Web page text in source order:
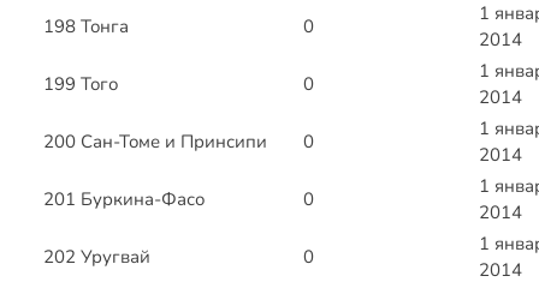
198 Тонга 0
1
2014
199 Того 0
1
2014
200 Сан-Томе и Принсипи 0
1
2014
201 Буркина-Фасо 0
1
2014
202 Уругвай 0
1
2014